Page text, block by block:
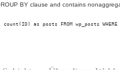
BY clause and contains
as posts FROM wp_posts